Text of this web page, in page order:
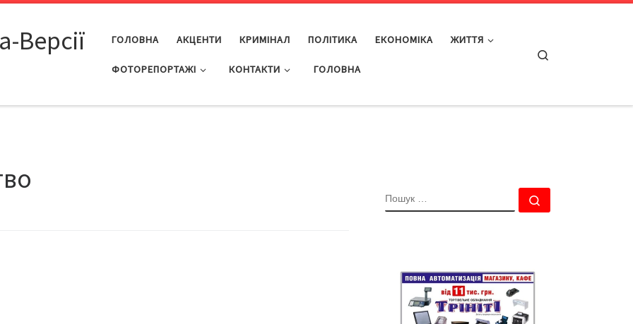
Версії ГОЛОВНА АКЦЕНТИ КРИМІНАЛ ПОЛІТИКА ЕКОНОМІКА ЖИТТЯ
ФОТОРЕПОРТАЖІ КОНТАКТИ ГОЛОВНА
ПОШУК